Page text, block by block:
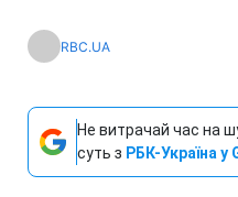
RBC.UA
Не витрачай час на
суть з РБК-Україна у